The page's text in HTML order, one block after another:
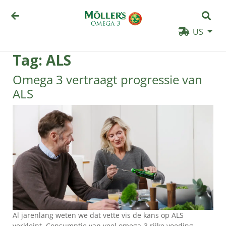
US
Tag: ALS
Omega 3 vertraagt progressie van
ALS
Al jarenlang weten we dat vette vis de kans op ALS
PRODUCTEN
WAAROM